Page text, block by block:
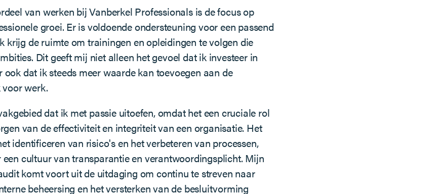
van werken bij Vanberkel Professionals is de focus op
groei. Er is voldoende ondersteuning voor een passend
krijg de ruimte om trainingen en opleidingen te volgen die
Dit geeft mij niet alleen het gevoel dat ik investeer in
dat ik steeds meer waarde kan toevoegen aan de
werk.
dat ik met passie uitoefen, omdat het een cruciale rol
van de effectiviteit en integriteit van een organisatie. Het
identificeren van risico's en het verbeteren van processen,
cultuur van transparantie en verantwoordingsplicht. Mijn
komt voort uit de uitdaging om continu te streven naar
beheersing en het versterken van de besluitvorming